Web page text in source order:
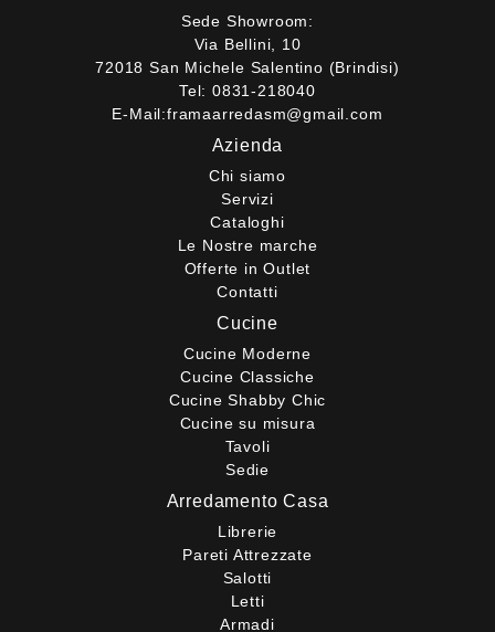
Sede Showroom:
Via Bellini, 10
72018 San Michele Salentino (Brindisi)
Tel: 0831-218040
E-Mail:framaarredasm@gmail.com
Azienda
Chi siamo
Servizi
Cataloghi
Le Nostre marche
Offerte in Outlet
Contatti
Cucine
Cucine Moderne
Cucine Classiche
Cucine Shabby Chic
Cucine su misura
Tavoli
Sedie
Arredamento Casa
Librerie
Pareti Attrezzate
Salotti
Letti
Armadi